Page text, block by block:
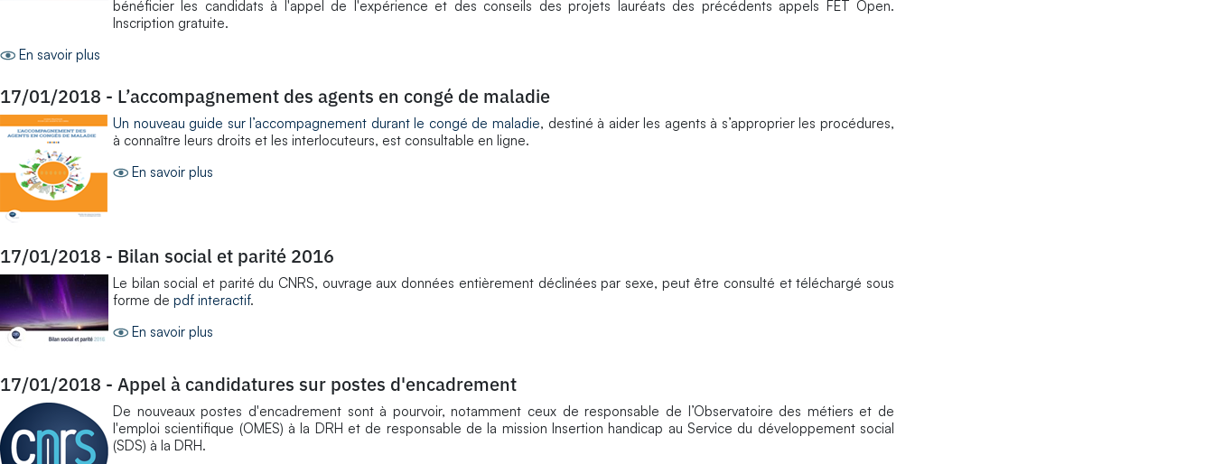
bénéficier les candidats à l'appel de l'expérience et des conseils des projets lauréats des précédents appels FET Open.
Inscription gratuite.
En savoir plus
17/01/2018 - L’accompagnement des agents en congé de maladie
Un nouveau guide sur l’accompagnement durant le congé de maladie, destiné à aider les agents à s’approprier les procédures,
à connaître leurs droits et les interlocuteurs, est consultable en ligne.
En savoir plus
17/01/2018 - Bilan social et parité 2016
Le bilan social et parité du CNRS, ouvrage aux données entièrement déclinées par sexe, peut être consulté et téléchargé sous
forme de pdf interactif.
En savoir plus
17/01/2018 - Appel à candidatures sur postes d'encadrement
De nouveaux postes d'encadrement sont à pourvoir, notamment ceux de responsable de l’Observatoire des métiers et de
l'emploi scientifique (OMES) à la DRH et de responsable de la mission Insertion handicap au Service du développement social
(SDS) à la DRH.